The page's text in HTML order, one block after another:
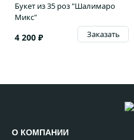
Букет из 35 роз "Шалимаро
Микс"
4 200 ₽ Заказать
О КОМПАНИИ